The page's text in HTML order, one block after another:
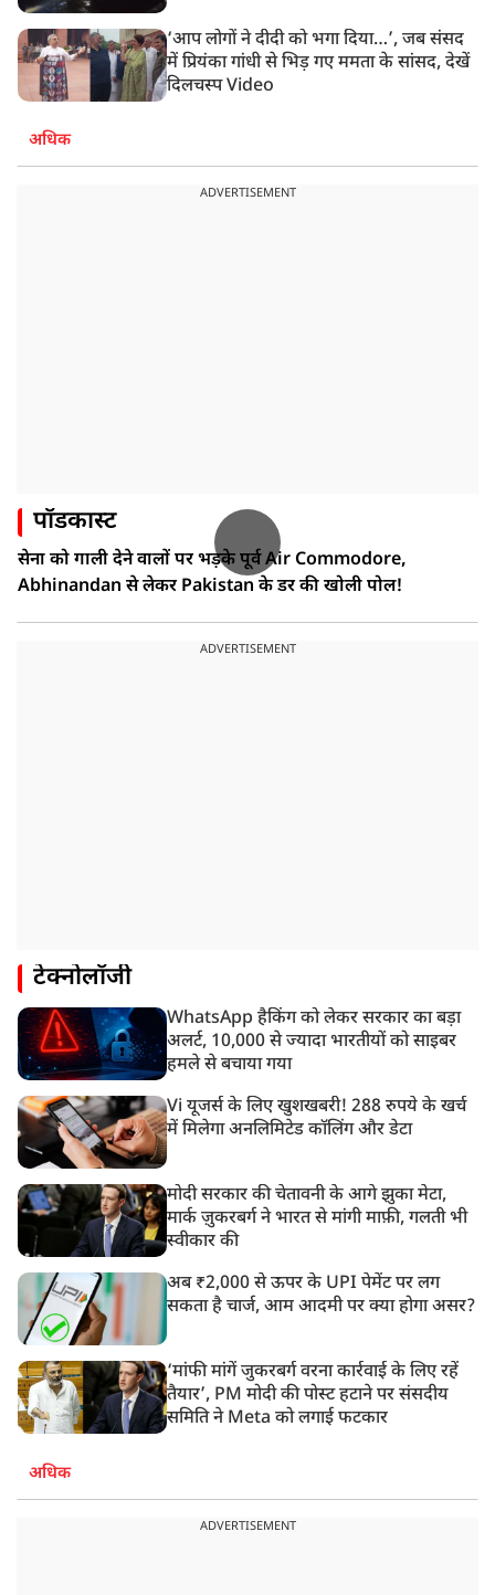
‘आप लोगों ने दीदी को भगा दिया…’, जब संसद
में प्रियंका गांधी से भिड़ गए ममता के सांसद, देखें
दिलचस्प Video
अधिक
ADVERTISEMENT
पॉडकास्ट
सेना को गाली देने वालों पर भड़के पूर्व Air Commodore,
Abhinandan से लेकर Pakistan के डर की खोली पोल!
ADVERTISEMENT
टेक्नोलॉजी
WhatsApp हैकिंग को लेकर सरकार का बड़ा
अलर्ट, 10,000 से ज्यादा भारतीयों को साइबर
हमले से बचाया गया
Vi यूजर्स के लिए खुशखबरी! 288 रुपये के खर्च
में मिलेगा अनलिमिटेड कॉलिंग और डेटा
मोदी सरकार की चेतावनी के आगे झुका मेटा,
मार्क ज़ुकरबर्ग ने भारत से मांगी माफ़ी, गलती भी
स्वीकार की
अब ₹2,000 से ऊपर के UPI पेमेंट पर लग
सकता है चार्ज, आम आदमी पर क्या होगा असर?
‘मांफी मांगें जुकरबर्ग वरना कार्रवाई के लिए रहें
तैयार’, PM मोदी की पोस्ट हटाने पर संसदीय
समिति ने Meta को लगाई फटकार
अधिक
ADVERTISEMENT